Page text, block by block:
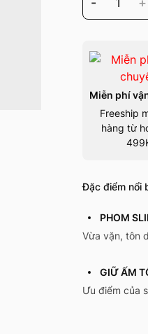
Miễn phí
Freeship
hàng từ
Đặc điểm nổi
PHOM
Vừa vặn, tôn
GIỮ ẤM
Ưu điểm của